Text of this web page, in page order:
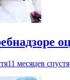
11 месяцев спустя